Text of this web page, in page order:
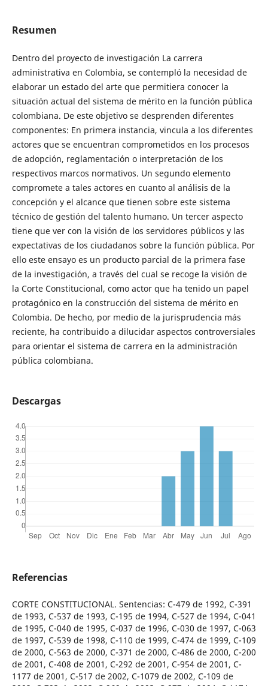
Resumen
Dentro del proyecto de investigación La carrera
administrativa en Colombia, se contempló la necesidad de
elaborar un estado del arte que permitiera conocer la
situación actual del sistema de mérito en la función pública
colombiana. De este objetivo se desprenden diferentes
componentes: En primera instancia, vincula a los diferentes
actores que se encuentran comprometidos en los procesos
de adopción, reglamentación o interpretación de los
respectivos marcos normativos. Un segundo elemento
compromete a tales actores en cuanto al análisis de la
concepción y el alcance que tienen sobre este sistema
técnico de gestión del talento humano. Un tercer aspecto
tiene que ver con la visión de los servidores públicos y las
expectativas de los ciudadanos sobre la función pública. Por
ello este ensayo es un producto parcial de la primera fase
de la investigación, a través del cual se recoge la visión de
la Corte Constitucional, como actor que ha tenido un papel
protagónico en la construcción del sistema de mérito en
Colombia. De hecho, por medio de la jurisprudencia más
reciente, ha contribuido a dilucidar aspectos controversiales
para orientar el sistema de carrera en la administración
pública colombiana.
Descargas
Referencias
CORTE CONSTITUCIONAL. Sentencias: C-479 de 1992, C-391
de 1993, C-537 de 1993, C-195 de 1994, C-527 de 1994, C-041
de 1995, C-040 de 1995, C-037 de 1996, C-030 de 1997, C-063
de 1997, C-539 de 1998, C-110 de 1999, C-474 de 1999, C-109
de 2000, C-563 de 2000, C-371 de 2000, C-486 de 2000, C-200
de 2001, C-408 de 2001, C-292 de 2001, C-954 de 2001, C-
1177 de 2001, C-517 de 2002, C-1079 de 2002, C-109 de